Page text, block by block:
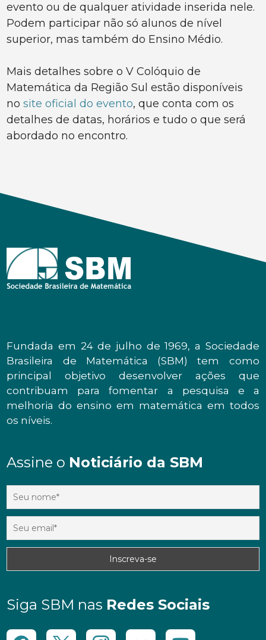
evento ou de qualquer atividade inserida nele.
Podem participar não só alunos de nível
superior, mas também do Ensino Médio.
Mais detalhes sobre o V Colóquio de
Matemática da Região Sul estão disponíveis
nosite oficial do evento, que conta com os
detalhes de datas, horários e tudo o que será
abordado no encontro.
Fundada em 24 de julho de 1969, a Sociedade
Brasileira de Matemática (SBM) tem como
principal objetivo desenvolver ações que
contribuam para fomentar a pesquisa e a
melhoria do ensino em matemática em todos
os níveis.
Assine o Noticiário da SBM
Siga SBM nas Redes Sociais